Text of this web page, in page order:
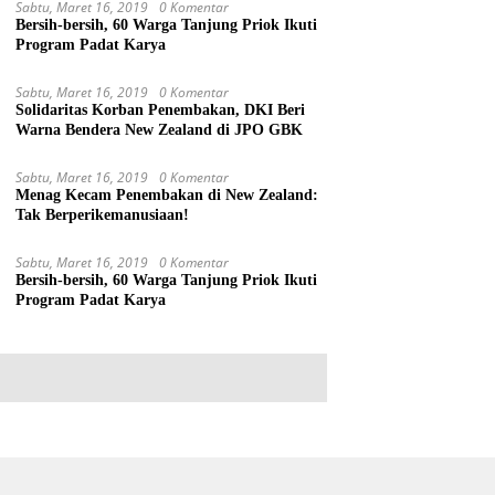
Sabtu, Maret 16, 2019 0 Komentar
Bersih-bersih, 60 Warga Tanjung Priok Ikuti
Program Padat Karya
Sabtu, Maret 16, 2019 0 Komentar
Solidaritas Korban Penembakan, DKI Beri
Warna Bendera New Zealand di JPO GBK
Sabtu, Maret 16, 2019 0 Komentar
Menag Kecam Penembakan di New Zealand:
Tak Berperikemanusiaan!
Sabtu, Maret 16, 2019 0 Komentar
Bersih-bersih, 60 Warga Tanjung Priok Ikuti
Program Padat Karya